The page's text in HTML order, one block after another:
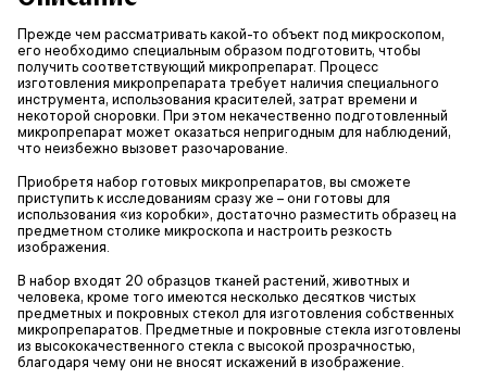
Прежде чем рассматривать какой-то объект под микроскопом,
его необходимо специальным образом подготовить, чтобы
получить соответствующий микропрепарат. Процесс
изготовления микропрепарата требует наличия специального
инструмента, использования красителей, затрат времени и
некоторой сноровки. При этом некачественно подготовленный
микропрепарат может оказаться непригодным для наблюдений,
что неизбежно вызовет разочарование.
Приобретя набор готовых микропрепаратов, вы сможете
приступить к исследованиям сразу же – они готовы для
использования «из коробки», достаточно разместить образец на
предметном столике микроскопа и настроить резкость
изображения.
В набор входят 20 образцов тканей растений, животных и
человека, кроме того имеются несколько десятков чистых
предметных и покровных стекол для изготовления собственных
микропрепаратов. Предметные и покровные стекла изготовлены
из высококачественного стекла с высокой прозрачностью,
благодаря чему они не вносят искажений в изображение.